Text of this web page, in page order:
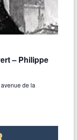
– Philippe
de la